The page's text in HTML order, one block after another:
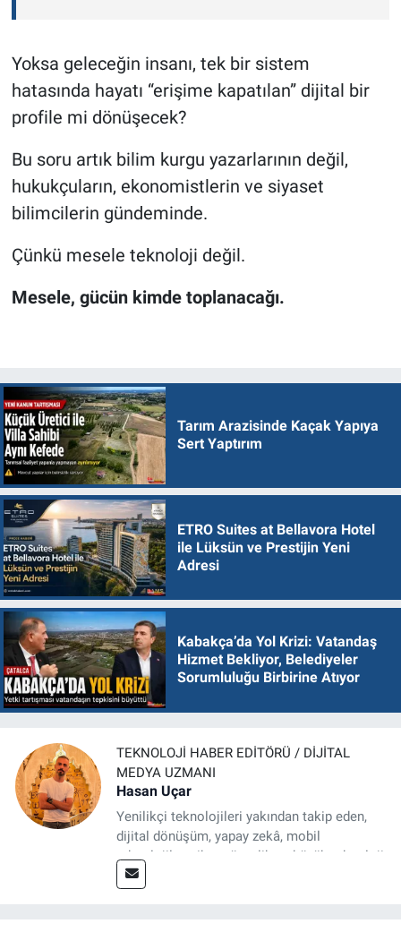
Yoksa geleceğin insanı, tek bir sistem
hatasında hayatı “erişime kapatılan” dijital bir
profile mi dönüşecek?
Bu soru artık bilim kurgu yazarlarının değil,
hukukçuların, ekonomistlerin ve siyaset
bilimcilerin gündeminde.
Çünkü mesele teknoloji değil.
Mesele, gücün kimde toplanacağı.
Tarım Arazisinde Kaçak Yapıya
Sert Yaptırım
ETRO Suites at Bellavora Hotel
ile Lüksün ve Prestijin Yeni
Adresi
Kabakça’da Yol Krizi: Vatandaş
Hizmet Bekliyor, Belediyeler
Sorumluluğu Birbirine Atıyor
TEKNOLOJI HABER EDITÖRÜ / DIJITAL
MEDYA UZMANI
Hasan Uçar
Yenilikçi teknolojileri yakından takip eden,
dijital dönüşüm, yapay zekâ, mobil
teknolojiler, siber güvenlik ve büyük teknoloji
şirketleri üzerine uzmanlaşmış deneyimli bir